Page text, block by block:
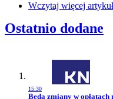
Wczytaj więcej
Ostatnio dodane
15:30
Przejdź do artykułu:
Będą zmiany w opłatach